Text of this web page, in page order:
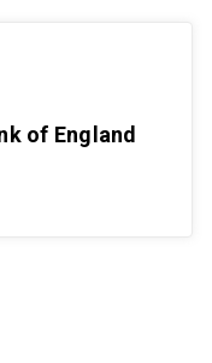
of England